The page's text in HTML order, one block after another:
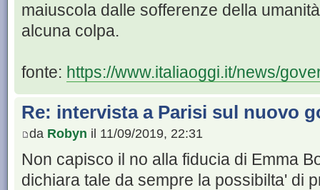
maiuscola dalle sofferenze della
alcuna colpa.
fonte: https://www.italiaoggi.it/news/
Re: intervista a Parisi sul nuovo
da Robyn il 11/09/2019, 22:31
Non capisco il no alla fiducia di Emma
dichiara tale da sempre la possibilta' di